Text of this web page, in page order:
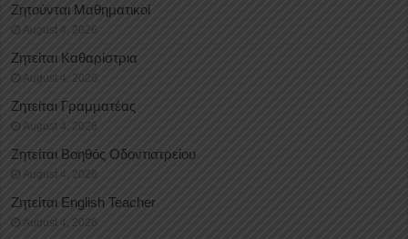
Ζητούνται Μαθηματικοί
August 4, 2026
Ζητείται Καθαρίστρια
August 4, 2026
Ζητείται Γραμματέας
August 4, 2026
Ζητείται Βοηθός Οδοντιατρείου
August 4, 2026
Ζητείται English Teacher
August 4, 2026